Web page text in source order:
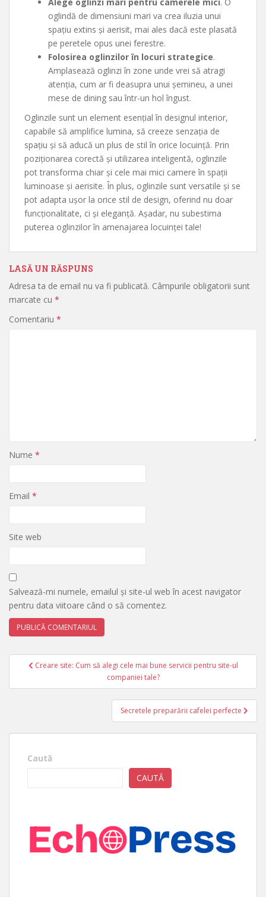
oglindă de dimensiuni mari va crea iluzia unui
spațiu extins și aerisit, mai ales dacă este plasată
pe peretele opus unei ferestre.
Folosirea oglinzilor în locuri strategice.
Amplasează oglinzi în zone unde vrei să atragi
atenția, cum ar fi deasupra unui șemineu, a unei
mese de dining sau într-un hol îngust.
Oglinzile sunt un element esențial în designul interior,
capabile să amplifice lumina, să creeze senzația de
spațiu și să aducă un plus de stil în orice locuință. Prin
poziționarea corectă și utilizarea inteligentă, oglinzile
pot transforma chiar și cele mai mici camere în spații
luminoase și aerisite. În plus, oglinzile sunt versatile și se
pot adapta ușor la orice stil de design, oferind nu doar
funcționalitate, ci și eleganță. Așadar, nu subestima
puterea oglinzilor în amenajarea locuinței tale!
LASĂ UN RĂSPUNS
Adresa ta de email nu va fi publicată. Câmpurile obligatorii sunt
marcate cu *
Comentariu *
Nume *
Email *
Site web
Salvează-mi numele, emailul și site-ul web în acest navigator
pentru data viitoare când o să comentez.
Navigare
articole
Creare site: Cum să alegi cele mai bune servicii pentru site-ul
companiei tale?
Secretele preparării cafelei perfecte
Caută
CAUTĂ